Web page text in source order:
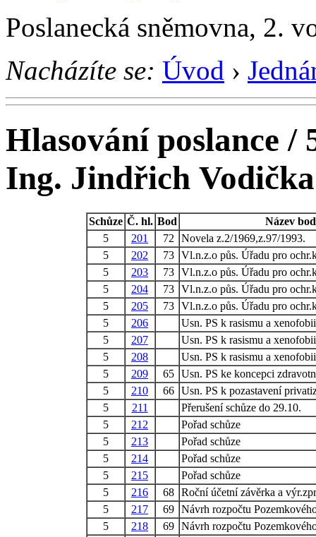
Poslanecká sněmovna, 2.
Nacházíte se: Úvod ›
Hlasování poslance /
Ing. Jindřich Vodička
Schůze Č. hl. Bod
Název
5
201 72
Novela z.2/1969,z.97/1993.
5
202 73 Vl.n.z.o půs. Úřadu pro
5
203 73 Vl.n.z.o půs. Úřadu pro
5
204 73 Vl.n.z.o půs. Úřadu pro
5
205 73 Vl.n.z.o půs. Úřadu pro
5
206
Usn. PS k rasismu a
5
207
Usn. PS k rasismu a
5
208
Usn. PS k rasismu a
5
209 65 Usn. PS ke koncepci
5
210 66 Usn. PS k pozastavení
5
211
Přerušení schůze do 29.10.
5
212
Pořad schůze
5
213
Pořad schůze
5
214
Pořad schůze
5
215
Pořad schůze
5
216 68 Roční účetní závěrka a
5
217 69 Návrh rozpočtu
5
218 69 Návrh rozpočtu